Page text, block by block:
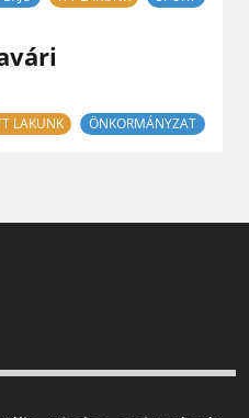
LAKUNK ÖNKORMÁNYZAT